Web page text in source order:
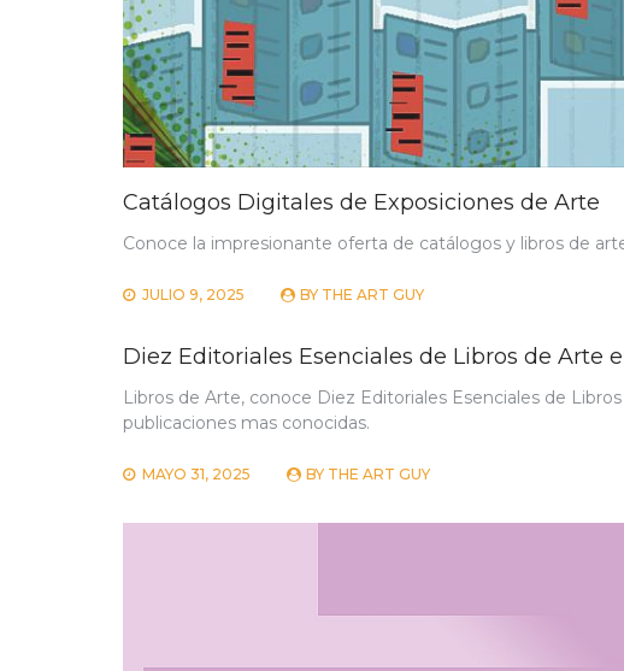
Catálogos Digitales de Exposiciones de Arte
Conoce la impresionante oferta de catálogos y libros de
JULIO 9, 2025 BY THE ART GUY
Diez Editoriales Esenciales de Libros de Arte
Libros de Arte, conoce Diez Editoriales Esenciales de
publicaciones mas conocidas.
MAYO 31, 2025 BY THE ART GUY